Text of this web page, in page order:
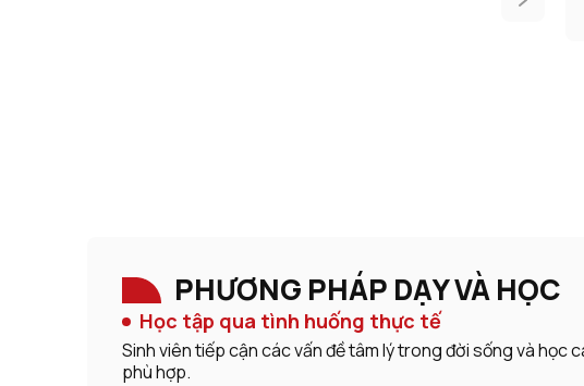
PHƯƠNG PHÁP DẠY VÀ HỌC
Học tập qua tình huống thực tế
Sinh viên tiếp cận các vấn đề tâm lý trong đời sống và học
phù hợp.